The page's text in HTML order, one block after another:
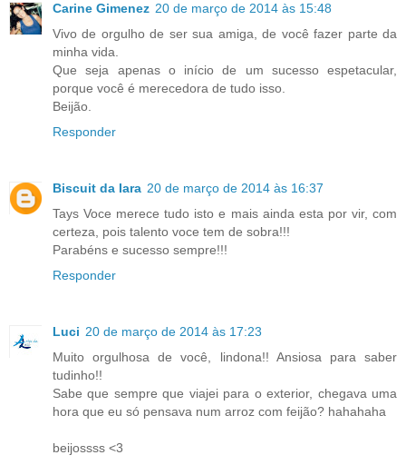
Carine Gimenez 20 de março de 2014 às 15:48
Vivo de orgulho de ser sua amiga, de você fazer parte da
minha vida.
Que seja apenas o início de um sucesso espetacular,
porque você é merecedora de tudo isso.
Beijão.
Responder
Biscuit da Iara 20 de março de 2014 às 16:37
Tays Voce merece tudo isto e mais ainda esta por vir, com
certeza, pois talento voce tem de sobra!!!
Parabéns e sucesso sempre!!!
Responder
Luci 20 de março de 2014 às 17:23
Muito orgulhosa de você, lindona!! Ansiosa para saber
tudinho!!
Sabe que sempre que viajei para o exterior, chegava uma
hora que eu só pensava num arroz com feijão? hahahaha
beijossss <3